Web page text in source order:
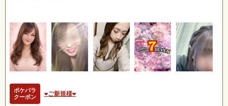
ポケパラ
クーポン
❤︎ご新規様❤︎